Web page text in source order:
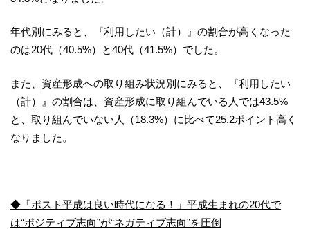
年代別にみると、『利用したい（計）』の割合が高くなった
のは20代（40.5%）と40代（41.5%）でした。
また、資産形成への取り組み状況別にみると、『利用したい
（計）』の割合は、資産形成に取り組んでいる人では43.5%
と、取り組んでいない人（18.3%）に比べて25.2ポイント高く
なりました。
◆「ポスト平成は良い時代になる！」平成生まれの20代で
は“ポジティブ志向”が“ネガティブ志向”を圧倒